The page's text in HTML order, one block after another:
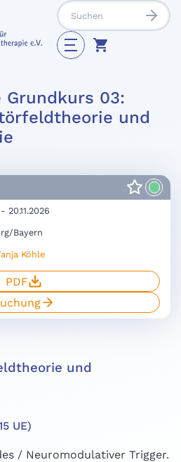
03:
und
20.11.2026
Bayern
Köhle
PDF
und
UE)
/ Neuromodulativer Trigger.